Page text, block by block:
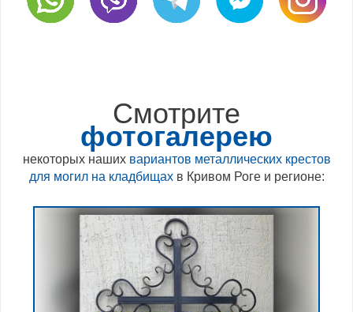
Смотрите
фотогалерею
некоторых наших вариантов металлических крестов
для могил на кладбищахв Кривом Роге и регионе: